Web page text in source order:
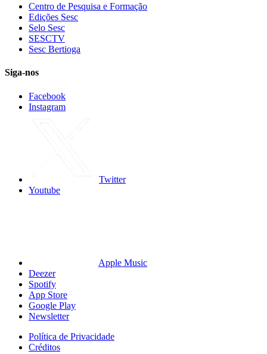
Centro de Pesquisa e Formação
Edições Sesc
Selo Sesc
SESCTV
Sesc Bertioga
Siga-nos
Facebook
Instagram
Twitter
Youtube
Apple Music
Deezer
Spotify
App Store
Google Play
Newsletter
Política de Privacidade
Créditos